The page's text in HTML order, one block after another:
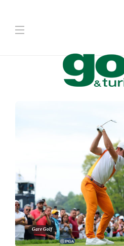
Gare Golf